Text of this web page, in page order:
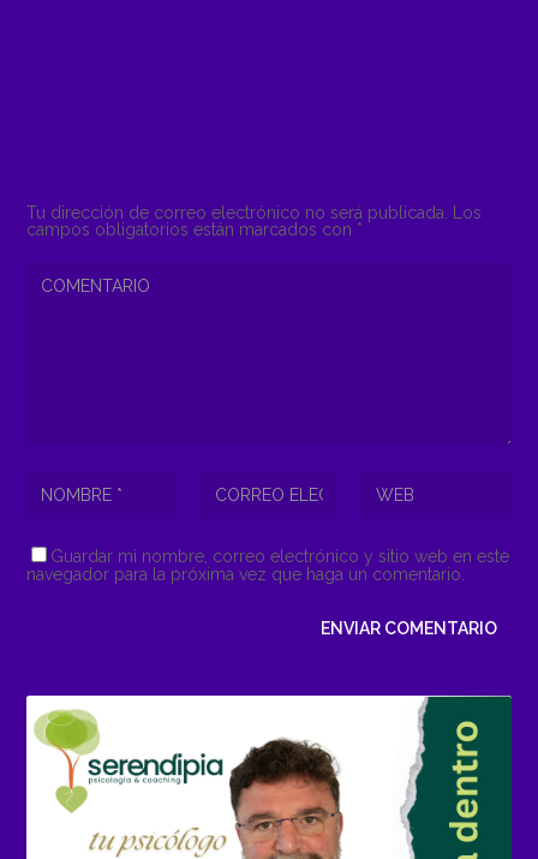
Tu dirección de correo electrónico no será publicada.
Los
campos obligatorios están marcados con *
Guardar mi nombre, correo electrónico y sitio web en este
navegador para la próxima vez que haga un comentario.